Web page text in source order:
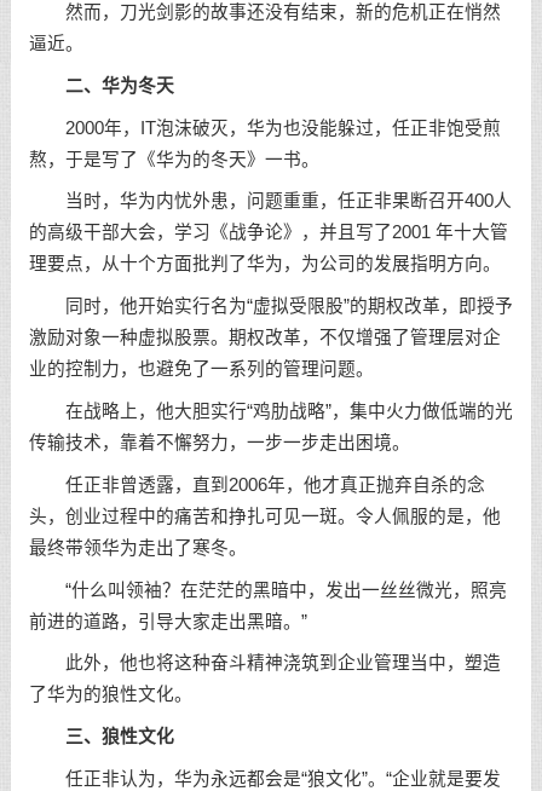
然而，刀光剑影的故事还没有结束，新的危机正在悄然
逼近。
二、华为冬天
2000年，IT泡沫破灭，华为也没能躲过，任正非饱受煎
熬，于是写了《华为的冬天》一书。
当时，华为内忧外患，问题重重，任正非果断召开400人
的高级干部大会，学习《战争论》，并且写了2001 年十大管
理要点，从十个方面批判了华为，为公司的发展指明方向。
同时，他开始实行名为“虚拟受限股”的期权改革，即授予
激励对象一种虚拟股票。期权改革，不仅增强了管理层对企
业的控制力，也避免了一系列的管理问题。
在战略上，他大胆实行“鸡肋战略”，集中火力做低端的光
传输技术，靠着不懈努力，一步一步走出困境。
任正非曾透露，直到2006年，他才真正抛弃自杀的念
头，创业过程中的痛苦和挣扎可见一斑。令人佩服的是，他
最终带领华为走出了寒冬。
“什么叫领袖？在茫茫的黑暗中，发出一丝丝微光，照亮
前进的道路，引导大家走出黑暗。”
此外，他也将这种奋斗精神浇筑到企业管理当中，塑造
了华为的狼性文化。
三、狼性文化
任正非认为，华为永远都会是“狼文化”。“企业就是要发